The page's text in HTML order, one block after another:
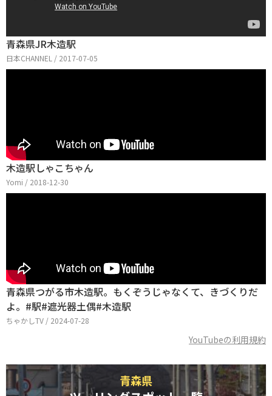
青森県JR木造駅
日本CHANNEL / 2017-07-05
木造駅しゃこちゃん
Yomi / 2018-12-30
青森県つがる市木造駅。もくぞうじゃなくて、きづくりだ
よ。#駅#遮光器土偶#木造駅
ちゃかしTV / 2024-07-28
YouTubeの利用規約
青森県